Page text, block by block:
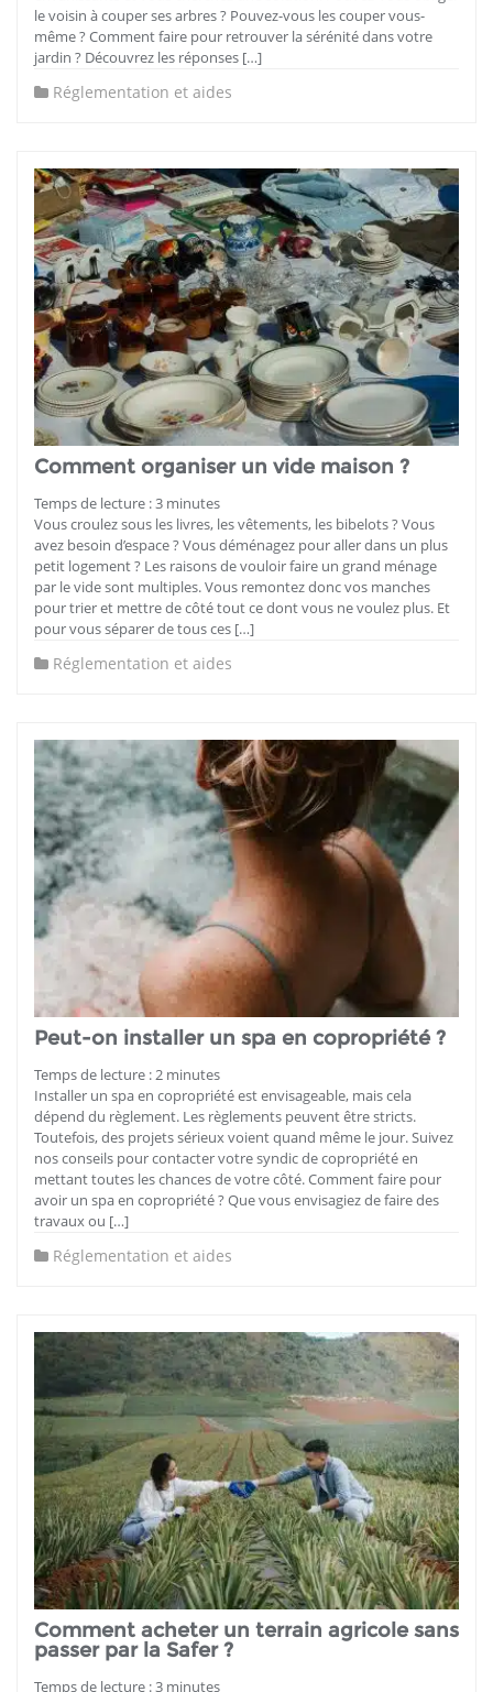
le voisin à couper ses arbres ? Pouvez-vous les couper vous-
même ? Comment faire pour retrouver la sérénité dans votre
jardin ? Découvrez les réponses […]
Réglementation et aides
Comment organiser un vide maison ?
Temps de lecture :3 minutes
Vous croulez sous les livres, les vêtements, les bibelots ? Vous
avez besoin d’espace ? Vous déménagez pour aller dans un plus
petit logement ? Les raisons de vouloir faire un grand ménage
par le vide sont multiples. Vous remontez donc vos manches
pour trier et mettre de côté tout ce dont vous ne voulez plus. Et
pour vous séparer de tous ces […]
Réglementation et aides
Peut-on installer un spa en copropriété ?
Temps de lecture :2 minutes
Installer un spa en copropriété est envisageable, mais cela
dépend du règlement. Les règlements peuvent être stricts.
Toutefois, des projets sérieux voient quand même le jour. Suivez
nos conseils pour contacter votre syndic de copropriété en
mettant toutes les chances de votre côté. Comment faire pour
avoir un spa en copropriété ? Que vous envisagiez de faire des
travaux ou […]
Réglementation et aides
Comment acheter un terrain agricole sans
passer par la Safer ?
Temps de lecture :3 minutes